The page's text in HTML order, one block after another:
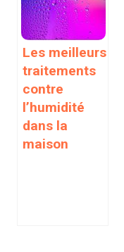
Les meilleurs
traitements
contre
l’humidité
dans la
maison